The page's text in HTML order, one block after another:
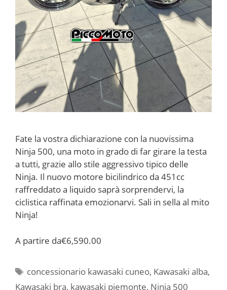
Fate la vostra dichiarazione con la nuovissima
Ninja 500, una moto in grado di far girare la testa
a tutti, grazie allo stile aggressivo tipico delle
Ninja. Il nuovo motore bicilindrico da 451cc
raffreddato a liquido saprà sorprendervi, la
ciclistica raffinata emozionarvi. Sali in sella al mito
Ninja!
A partire da€6,590.00
Tag
concessionario kawasaki cuneo, Kawasaki alba,
Kawasaki bra, kawasaki piemonte, Ninja 500